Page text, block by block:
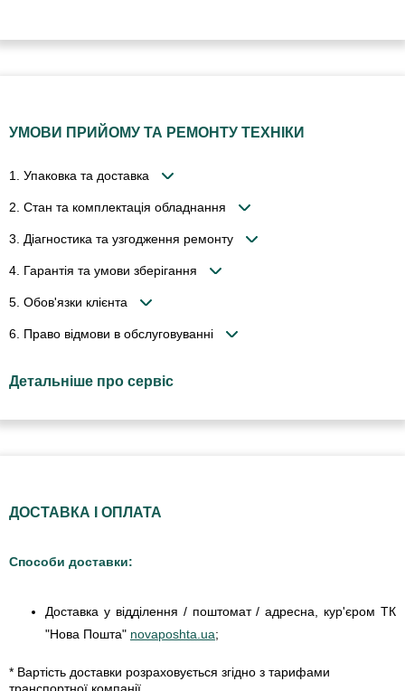
УМОВИ ПРИЙОМУ ТА РЕМОНТУ ТЕХНІКИ
1. Упаковка та доставка
2. Стан та комплектація обладнання
3. Діагностика та узгодження ремонту
4. Гарантія та умови зберігання
5. Обов'язки клієнта
6. Право відмови в обслуговуванні
Детальніше про сервіс
ДОСТАВКА І ОПЛАТА
Способи доставки:
Доставка у відділення / поштомат / адресна, кур'єром ТК
"Нова Пошта" novaposhta.ua;
* Вартість доставки розраховується згідно з тарифами